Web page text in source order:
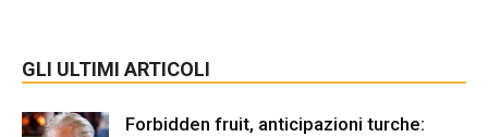
GLI ULTIMI ARTICOLI
Forbidden fruit, anticipazioni turche: